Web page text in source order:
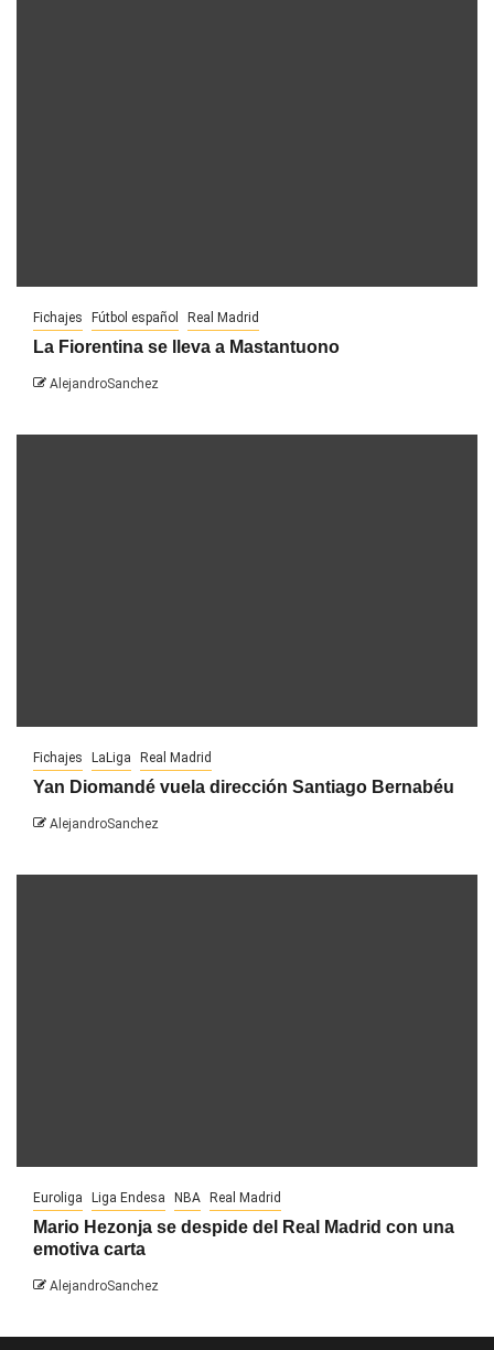
Fichajes Fútbol español Real Madrid
La Fiorentina se lleva a Mastantuono
AlejandroSanchez
Fichajes LaLiga Real Madrid
Yan Diomandé vuela dirección Santiago Bernabéu
AlejandroSanchez
Euroliga Liga Endesa NBA Real Madrid
Mario Hezonja se despide del Real Madrid con una
emotiva carta
AlejandroSanchez